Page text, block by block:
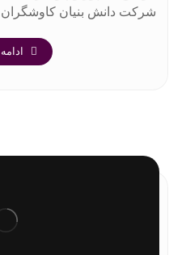
شرکت دانش بنیان